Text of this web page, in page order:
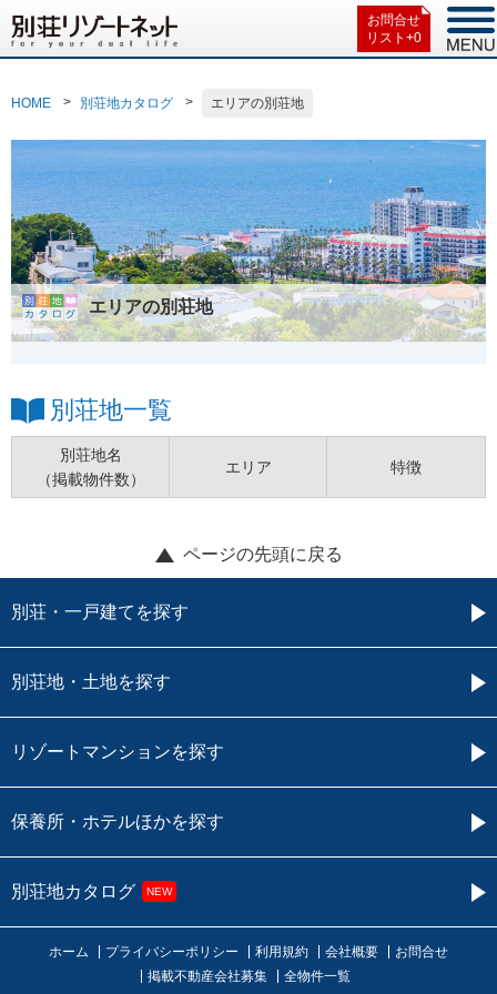
お問合せ
リスト+0
HOME 別荘地カタログ エリアの別荘地
エリアの別荘地
別荘地一覧
別荘地名
（掲載物件数）
エリア 特徴
ページの先頭に戻る
別荘・一戸建てを探す
別荘地・土地を探す
リゾートマンションを探す
保養所・ホテルほかを探す
別荘地カタログ NEW
ホーム プライバシーポリシー 利用規約 会社概要
お問合せ
掲載不動産会社募集
全物件一覧